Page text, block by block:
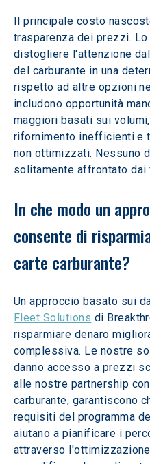
Il principale costo
trasparenza dei prezzi.
distogliere l'attenzione
del carburante in una
rispetto ad altre opzioni
includono opportunità
maggiori basati sui
rifornimento inefficienti e
non ottimizzati. Nessuno
solitamente affrontato dai
In che modo un
consente di
carte carburante?
Un approccio basato sui
Fleet Solutions di
risparmiare denaro
complessiva. Le nostre
danno accesso a prezzi
alle nostre partnership
carburante, garantiscono
requisiti del programma
aiutano a pianificare i
attraverso